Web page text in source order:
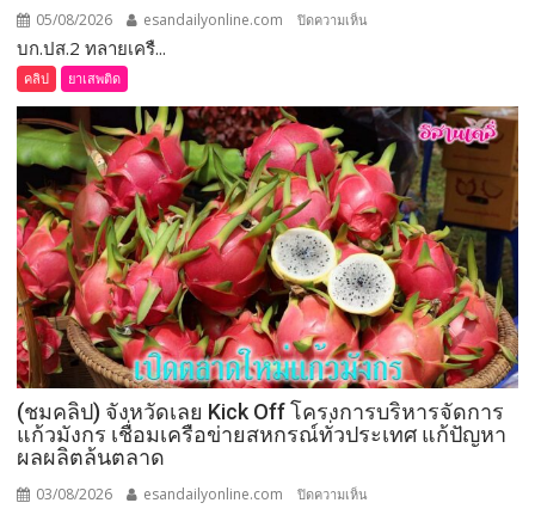
ตั้ง
ภายใน 60 วัน
05/08/2026 esandailyonline.com ปิดความเห็น
บก.ปส.2
ทลาย
เครือ
ข่าย
ยา
เสพ
ติด
“Dark
Farm
888”
ยึด
ทรัพย์
กว่า
บก.ปส.2 ทลายเครื...
คลิป ยาเสพติด
(ชมคลิป) จังหวัดเลย Kick Off โครงการบริหารจัดการ
แก้วมังกร เชื่อมเครือข่ายสหกรณ์ทั่วประเทศ แก้ปัญหา
ผลผลิตล้นตลาด
03/08/2026 esandailyonline.com ปิดความเห็น